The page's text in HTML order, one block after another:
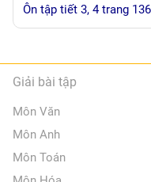
Ôn tập tiết 3, 4 trang
Giải bài tập
Môn Văn
Môn Anh
Môn Toán